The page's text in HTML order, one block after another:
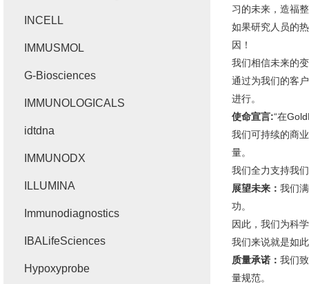
习的未来，造福
如果研究人员的
因！
我们相信未来的
通过为我们的客
进行。
使命宣言:“在
我们可持续的商
量。
我们全力支持我
展望未来： 我们
功。
因此，我们为科
我们来说就是如
质量承诺： 我们
量规范。
INCELL
IMMUSMOL
G-Biosciences
IMMUNOLOGICALS
idtdna
IMMUNODX
ILLUMINA
Immunodiagnostics
IBALifeSciences
Hypoxyprobe